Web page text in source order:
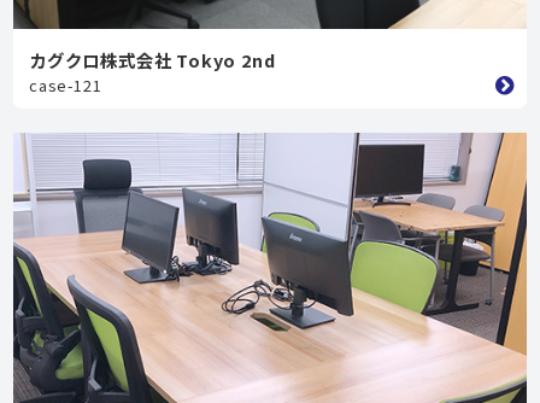
カグクロ株式会社 Tokyo 2nd
case-121